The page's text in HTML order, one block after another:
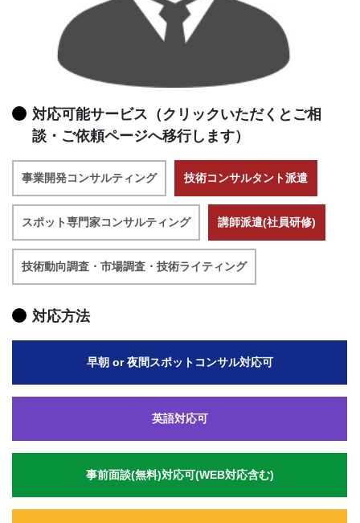
対応可能サービス（クリックいただくとご相
談・ご依頼ページへ移行します）
事業開発コンサルティング 技術コンサルタント派遣
スポット専門家コンサルティング 講師派遣(社員研修)
技術動向調査・市場調査・技術ライティング
対応方法
早朝 or 夜間スポットコンサル対応可
英語対応可
事前面談(無料)対応可(WEB対応含む)